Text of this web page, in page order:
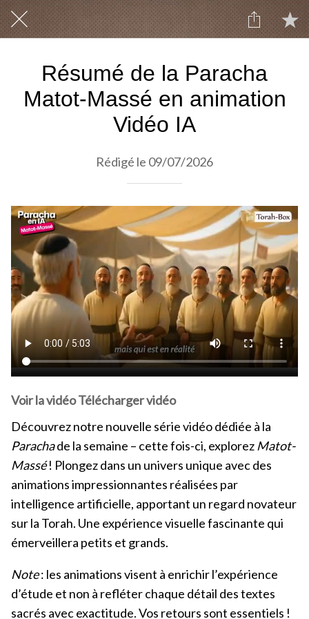
Résumé de la Paracha
Matot-Massé en animation
Vidéo IA
Rédigé le 09/07/2026
Voir la vidéoTélécharger vidéo
Découvrez notre nouvelle série vidéo dédiée à la
Parachade la semaine – cette fois-ci, explorez Matot-
Massé! Plongez dans un univers unique avec des
animations impressionnantes réalisées par
intelligence artificielle, apportant un regard novateur
sur la Torah. Une expérience visuelle fascinante qui
émerveillera petits et grands.
Note: les animations visent à enrichir l’expérience
d’étude et non à refléter chaque détail des textes
sacrés avec exactitude. Vos retours sont essentiels !